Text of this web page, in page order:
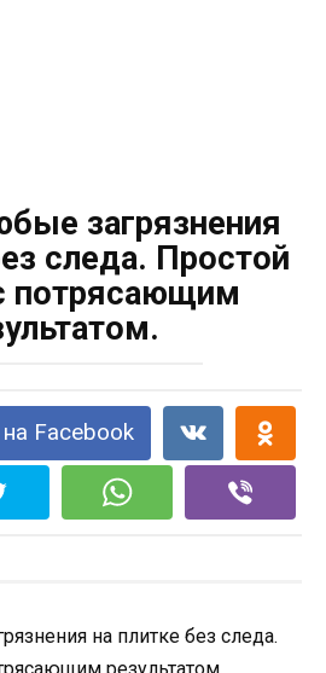
загрязнения
следа. Простой
потрясающим
Facebook